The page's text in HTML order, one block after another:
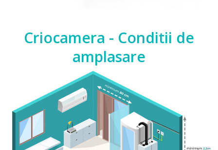
Criocamera - Conditii de
amplasare